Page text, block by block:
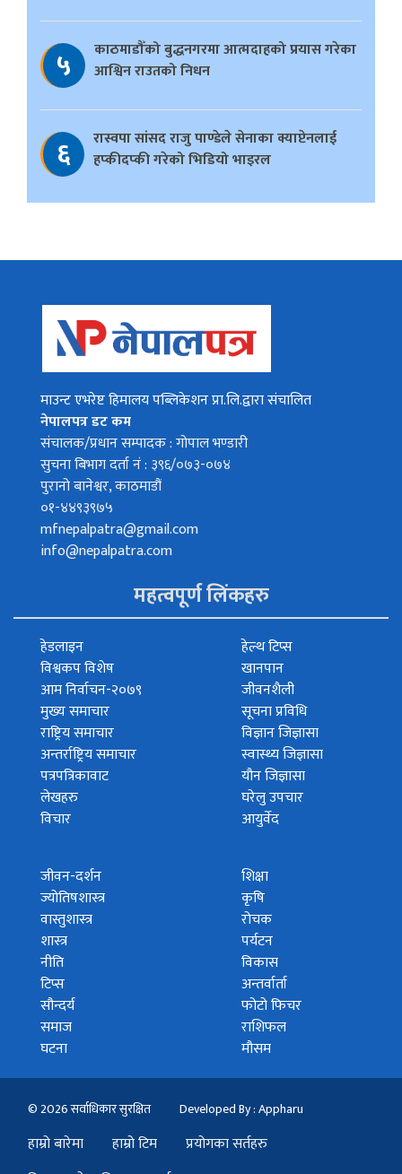
५
काठमाडौँको बुद्धनगरमा आत्मदाहको प्रयास गरेका
आश्विन राउतको निधन
६
रास्वपा सांसद राजु पाण्डेले सेनाका क्याप्टेनलाई
हप्कीदप्की गरेको भिडियो भाइरल
माउन्ट एभरेष्ट हिमालय पब्लिकेशन प्रा.लि.द्वारा संचालित
नेपालपत्र डट कम
संचालक/प्रधान सम्पादक : गोपाल भण्डारी
सुचना बिभाग दर्ता नं : ३९६/०७३-०७४
पुरानो बानेश्वर, काठमाडौं
०१-४४९३९७५
mfnepalpatra@gmail.com
info@nepalpatra.com
महत्वपूर्ण लिंकहरु
हेडलाइन
विश्वकप विशेष
आम निर्वाचन-२०७९
मुख्य समाचार
राष्ट्रिय समाचार
अन्तर्राष्ट्रिय समाचार
पत्रपत्रिकावाट
लेखहरु
विचार
हेल्थ टिप्स
खानपान
जीवनशैली
सूचना प्रविधि
विज्ञान जिज्ञासा
स्वास्थ्य जिज्ञासा
यौन जिज्ञासा
घरेलु उपचार
आयुर्वेद
जीवन-दर्शन
ज्योतिषशास्त्र
वास्तुशास्त्र
शास्त्र
नीति
टिप्स
सौन्दर्य
समाज
घटना
शिक्षा
कृषि
रोचक
पर्यटन
विकास
अन्तर्वार्ता
फोटो फिचर
राशिफल
मौसम
© 2026 सर्वाधिकार सुरक्षित Developed By : Appharu
हाम्रो बारेमा हाम्रो टिम
प्रयोगका सर्तहरु